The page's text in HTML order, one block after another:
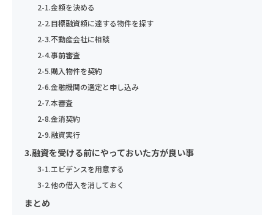
2-1.金額を決める
2-2.目標融資額に達する物件を探す
2-3.不動産会社に相談
2-4.事前審査
2-5.購入物件を契約
2-6.金融機関の選定と申し込み
2-7.本審査
2-8.金消契約
2-9.融資実行
3.融資を受ける前にやっておいた方が良い事
3-1.エビデンスを用意する
3-2.他の借入を消しておく
まとめ
当サイトでは、Googleによるアクセス解析ツール「Googleアナ
リティクス」を使用しています。このGoogleアナリティクスは
データの収集のためにCookieを使用しています。このデータは
匿名で収集されており、個人を特定するものではありません。
来ますので、お使いのブラウザの設定をご確認ください。この規
約に関しての詳細はGoogleアナリティクスサービス利用規約の
ページやGoogleポリシーと規約ページをご覧ください。
6）個人データの安全管理措置
当社は、取扱う個人データの漏えい、減失またはき損の防止その
他の個人データの安全管理のため、安全管理に関する取扱い規定
を講じるとともに、利用目的の達成に必要とされる正確性・最新
育・指導を徹底します。
3）個人情報の利用目的
セットライフエージェンシー株式会社は、お客様の個人情報等の
取扱いについて、個人情報保護法、個人情報保護方針及びその他
の規範を遵守いたします。
当社は、個人情報保護の観点から、お問い合わせ・資料請求・無
料カウンセリングの際に提出いただく個人情報は、以下の目的の
みに利用いたします。
め。
②当社事業に関してご請求いただいた各種資料を発送するため。
③当社のサービスのご案内・サポート情報をご提供するため。
④当社が委託を受けている保険募集業務およびこれらに付帯・関
お名前
年齢
年収
保険の見直しを相談したい
その他
個人情報のお取り扱いについて
セットライフエージェンシー（以下，「当社」といいます。）
は、本ウェブサイト上で提供するサービス（以下「本サービス」
といいます）におけるプライバシー情報の取扱いについて、以下
のとおりプライバシーポリシー（以下「本ポリシー」といいま
す）を定めます。
の信頼をより向上させるため、お客様の個人情報を適正にお取り
当社は、個人情報の保護に関する法律(個人情報保護法)その他の
関連法令および関係官庁のガイドラインなどを遵守します。
2）従業員教育
当社は、個人情報の取扱いが適正に行われるよう従業者への教
育・指導を徹底します。
3）個人情報の利用目的
セットライフエージェンシー株式会社は、お客様の個人情報等の
取扱いについて、個人情報保護法、個人情報保護方針及びその他
の規範を遵守いたします。
当社は、個人情報保護の観点から、お問い合わせ・資料請求・無
料カウンセリングの際に提出いただく個人情報は、以下の目的の
みに利用いたします。
お名前